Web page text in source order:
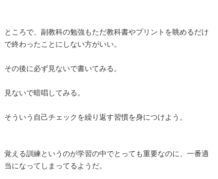
ところで、副教科の勉強もただ教科書やプリントを眺めるだけ
で終わったことにしない方がいい。
その後に必ず見ないで書いてみる。
見ないで暗唱してみる。
そういう自己チェックを繰り返す習慣を身につけよう。
覚える訓練というのが学習の中でとっても重要なのに、一番適
当になってしまってるようだ。